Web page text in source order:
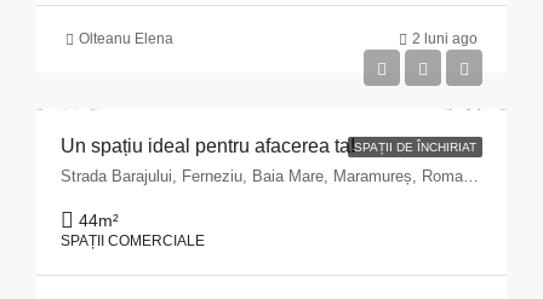
Olteanu Elena 2 luni ago
SPAȚII DE ÎNCHIRIAT
Un spațiu ideal pentru afacerea ta!
Strada Barajului, Ferneziu, Baia Mare, Maramureș, Romania
44m²
SPAȚII COMERCIALE